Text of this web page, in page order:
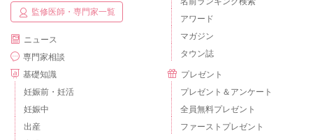
監修医師・専門家一覧
ニュース
専門家相談
基礎知識
妊娠前・妊活
妊娠中
出産
アワード
マガジン
タウン誌
プレゼント
プレゼント＆アンケート
全員無料プレゼント
ファーストプレゼント